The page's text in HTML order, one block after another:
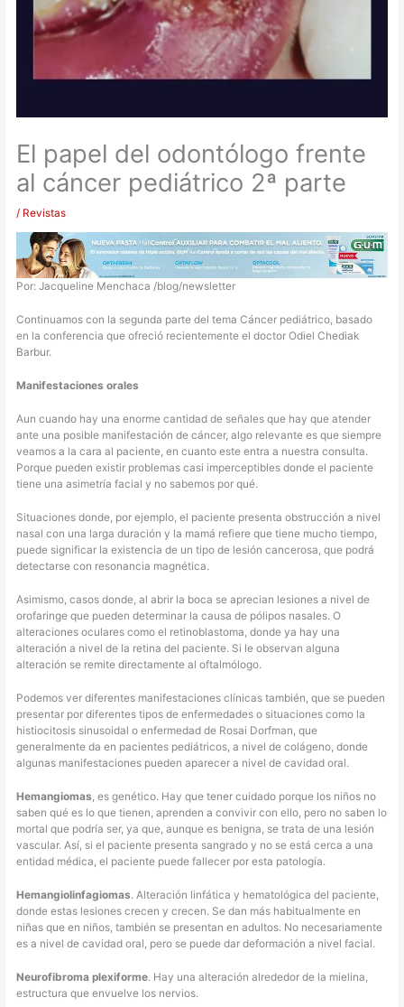
El papel del odontólogo frente
al cáncer pediátrico 2ª parte
/ Revistas
Por: Jacqueline Menchaca /blog/newsletter
Continuamos con la segunda parte del tema Cáncer pediátrico, basado
en la conferencia que ofreció recientemente el doctor Odiel Chediak
Barbur.
Manifestaciones orales
Aun cuando hay una enorme cantidad de señales que hay que atender
ante una posible manifestación de cáncer, algo relevante es que siempre
veamos a la cara al paciente, en cuanto este entra a nuestra consulta.
Porque pueden existir problemas casi imperceptibles donde el paciente
tiene una asimetría facial y no sabemos por qué.
Situaciones donde, por ejemplo, el paciente presenta obstrucción a nivel
nasal con una larga duración y la mamá refiere que tiene mucho tiempo,
puede significar la existencia de un tipo de lesión cancerosa, que podrá
detectarse con resonancia magnética.
Asimismo, casos donde, al abrir la boca se aprecian lesiones a nivel de
orofaringe que pueden determinar la causa de pólipos nasales. O
alteraciones oculares como el retinoblastoma, donde ya hay una
alteración a nivel de la retina del paciente. Si le observan alguna
alteración se remite directamente al oftalmólogo.
Podemos ver diferentes manifestaciones clínicas también, que se pueden
presentar por diferentes tipos de enfermedades o situaciones como la
histiocitosis sinusoidal o enfermedad de Rosai Dorfman, que
generalmente da en pacientes pediátricos, a nivel de colágeno, donde
algunas manifestaciones pueden aparecer a nivel de cavidad oral.
Hemangiomas , es genético. Hay que tener cuidado porque los niños no
saben qué es lo que tienen, aprenden a convivir con ello, pero no saben lo
mortal que podría ser, ya que, aunque es benigna, se trata de una lesión
vascular. Así, si el paciente presenta sangrado y no se está cerca a una
entidad médica, el paciente puede fallecer por esta patología.
Hemangiolinfagiomas. Alteración linfática y hematológica del paciente,
donde estas lesiones crecen y crecen. Se dan más habitualmente en
niñas que en niños, también se presentan en adultos. No necesariamente
es a nivel de cavidad oral, pero se puede dar deformación a nivel facial.
Neurofibroma plexiforme. Hay una alteración alrededor de la mielina,
estructura que envuelve los nervios.